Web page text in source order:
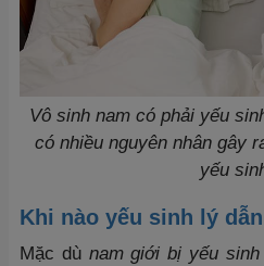
Vô sinh nam có phải yếu
có nhiều nguyên nhân gây
yếu
Khi nào yếu sinh lý
Mặc dù nam giới bị yếu